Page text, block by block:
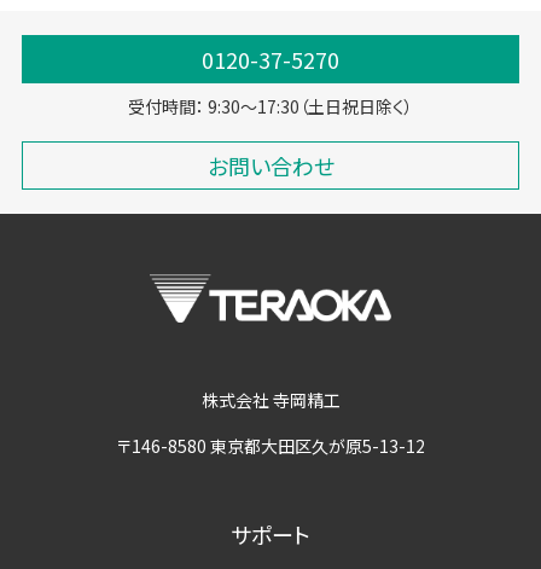
0120-37-5270
受付時間： 9:30～17:30（土日祝日除く）
お問い合わせ
株式会社 寺岡精工
〒146-8580 東京都大田区久が原5-13-12
サポート